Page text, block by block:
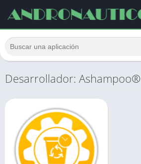
Desarrollador: Ashampoo®